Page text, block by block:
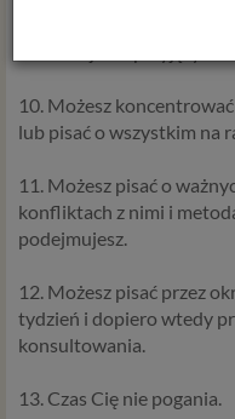
związku z zachowaniem
10. Możesz
lub pisać o wszystkim na
11. Możesz pisać o
konfliktach z nimi i
podejmujesz.
12. Możesz pisać przez
tydzień i dopiero wtedy
konsultowania.
13. Czas Cię nie pogania.
Rozporządzenie
2016/679 z dnia 27
osobowych i w sprawie
danych oraz uchylenia
popularnie jako
Europejskiej, a więc
zmian w zasadach
osobowych, które będą
jak między innymi